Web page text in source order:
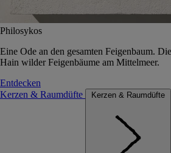
Philosykos
Eine Ode an den gesamten Feigenbaum.
Hain wilder Feigenbäume am Mittelmeer.
Entdecken
Kerzen & Raumdüfte
Kerzen & Raumdüfte